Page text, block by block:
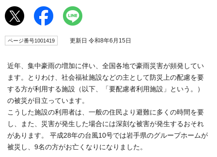
ページ番号1001419 更新日 令和8年6月15日
近年、集中豪雨の増加に伴い、全国各地で豪雨災害が頻発してい
ます。とりわけ、社会福祉施設などの主として防災上の配慮を要
する方が利用する施設（以下、「要配慮者利用施設」という。）
の被災が目立っています。
こうした施設の利用者は、一般の住民より避難に多くの時間を要
し、また、災害が発生した場合には深刻な被害が発生するおそれ
があります。 平成28年の台風10号では岩手県のグループホームが
被災し、9名の方がお亡くなりになりました。